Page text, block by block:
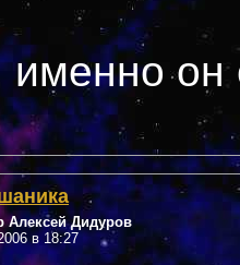
именно он
Алексей Дидуров
в 18:27